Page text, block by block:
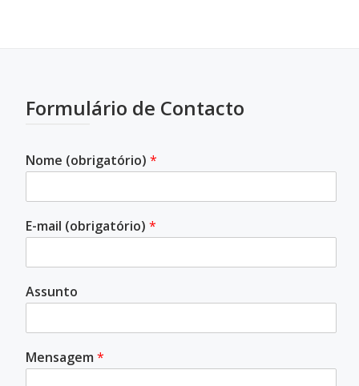
Formulário de Contacto
Nome (obrigatório) *
E-mail (obrigatório) *
Assunto
Mensagem *